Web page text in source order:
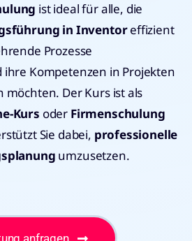
ist ideal für alle, die
in Inventoreffizient
Prozesse
Kompetenzen in Projekten
möchten. Der Kurs ist als
Kurs oder Firmenschulung
Sie dabei, professionelle
umzusetzen.